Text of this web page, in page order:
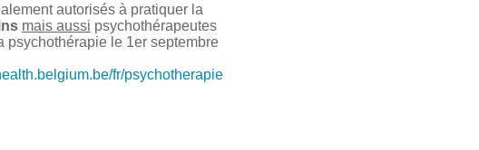
autorisés à pratiquer la
mais aussi psychothérapeutes
psychothérapie le 1er septembre
fr/psychotherapie